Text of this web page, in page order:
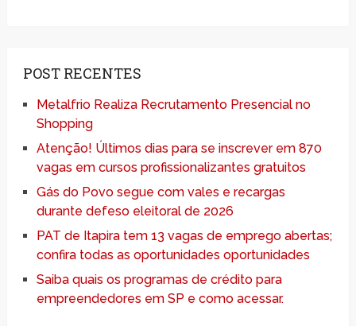
POST RECENTES
Metalfrio Realiza Recrutamento Presencial no
Shopping
Atenção! Últimos dias para se inscrever em 870
vagas em cursos profissionalizantes gratuitos
Gás do Povo segue com vales e recargas
durante defeso eleitoral de 2026
PAT de Itapira tem 13 vagas de emprego abertas;
confira todas as oportunidades oportunidades
Saiba quais os programas de crédito para
empreendedores em SP e como acessar.